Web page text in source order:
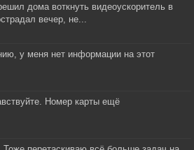
дома воткнуть видеоускоритель в
вечер, не...
у меня нет информации на этот
Номер карты ещё